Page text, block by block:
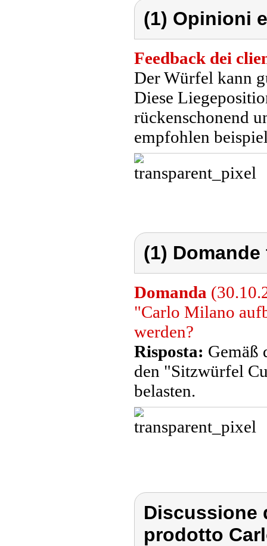
(1) Opinioni
Feedback dei
Der Würfel kann
Diese
rückenschonend
empfohlen
(1)
Domanda
"Carlo Milano
werden?
Risposta: Gemäß
den "Sitzwürfel
belasten.
Discussione
prodotto